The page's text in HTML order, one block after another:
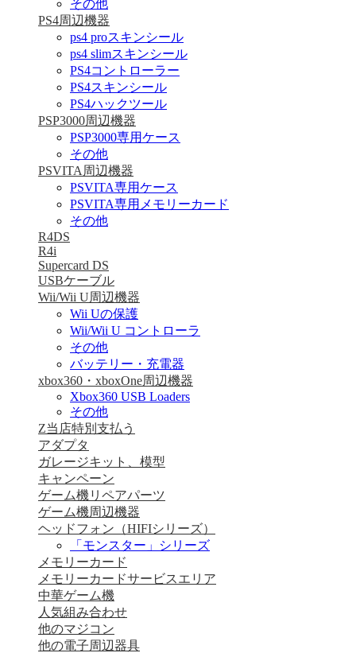
その他
PS4周辺機器
ps4 proスキンシール
ps4 slimスキンシール
PS4コントローラー
PS4スキンシール
PS4ハックツール
PSP3000周辺機器
PSP3000専用ケース
その他
PSVITA周辺機器
PSVITA専用ケース
PSVITA専用メモリーカード
その他
R4DS
R4i
Supercard DS
USBケーブル
Wii/Wii U周辺機器
Wii Uの保護
Wii/Wii U コントローラ
その他
バッテリー・充電器
xbox360・xboxOne周辺機器
Xbox360 USB Loaders
その他
Z当店特別支払う
アダプタ
ガレージキット、模型
キャンペーン
ゲーム機リペアパーツ
ゲーム機周辺機器
ヘッドフォン（HIFIシリーズ）
「モンスター」シリーズ
メモリーカード
メモリーカードサービスエリア
中華ゲーム機
人気組み合わせ
他のマジコン
他の電子周辺器具